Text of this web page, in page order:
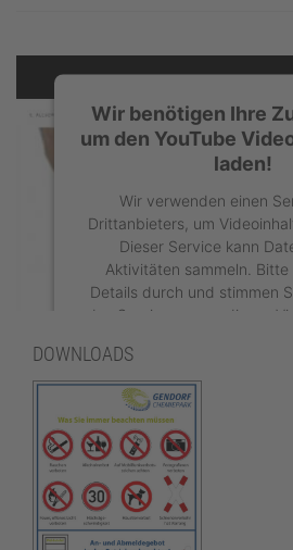
Wir benötigen Ihre
um den YouTube
laden!
Wir verwenden einen
Drittanbieters, um
Dieser Service kann
Aktivitäten sammeln. Bitte
Details durch und stimmen
des Service zu, um dieses
powered by
Management
DOWNLOADS